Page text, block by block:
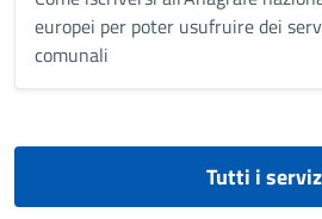
europei per poter usufruire dei
comunali
Tutti i